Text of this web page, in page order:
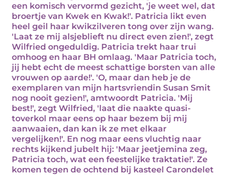
een komisch vervormd gezicht, 'je weet wel, dat
broertje van Kwek en Kwak!'. Patricia likt even
heel geil haar kwikzilveren tong over zijn wang.
'Laat ze mij alsjeblieft nu direct even zien!', zegt
Wilfried ongeduldig. Patricia trekt haar trui
omhoog en haar BH omlaag. 'Maar Patricia toch,
jij hebt echt de meest schattige borsten van alle
vrouwen op aarde!'. 'O, maar dan heb je de
exemplaren van mijn hartsvriendin Susan Smit
nog nooit gezien!', amtwoordt Patricia. 'Mij
best!', zegt Wilfried, 'laat die naakte quasi-
toverkol maar eens op haar bezem bij mij
aanwaaien, dan kan ik ze met elkaar
vergelijken!'. En nog maar eens vluchtig naar
rechts kijkend jubelt hij: 'Maar jeetjemina zeg,
Patricia toch, wat een feestelijke traktatie!'. Ze
komen tegen de ochtend bij kasteel Carondelet